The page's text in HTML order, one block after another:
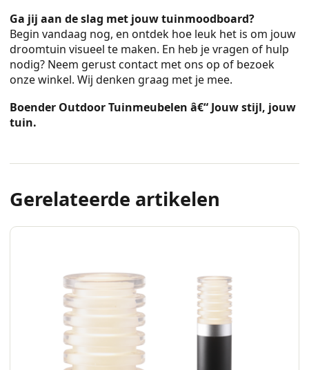
Ga jij aan de slag met jouw tuinmoodboard?
Begin vandaag nog, en ontdek hoe leuk het is om jouw
droomtuin visueel te maken. En heb je vragen of hulp
nodig? Neem gerust contact met ons op of bezoek
onze winkel. Wij denken graag met je mee.
Boender Outdoor Tuinmeubelen â€“ Jouw stijl, jouw
tuin.
Gerelateerde artikelen